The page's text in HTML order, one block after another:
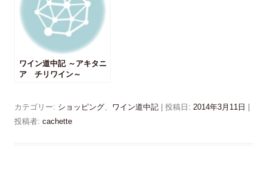
ウ
ィ
ン
で
き
ま
す
す
)
ワイン道中記 ～アキタニ
ア チリワイン～
カテゴリー: ショッピング、 ワイン道中記 | 投稿日: 2014年3月11日
投稿者: cachette